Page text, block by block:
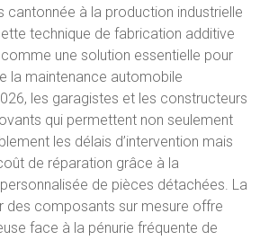
cantonnée à la production industrielle
technique de fabrication additive
une solution essentielle pour
la maintenance automobile
les garagistes et les constructeurs
qui permettent non seulement
les délais d’intervention mais
de réparation grâce à la
de pièces détachées. La
des composants sur mesure offre
face à la pénurie fréquente de